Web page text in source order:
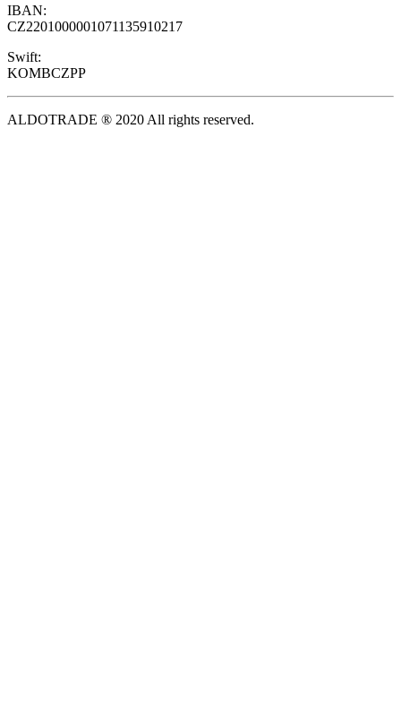
IBAN:
CZ2201000001071135910217
Swift:
KOMBCZPP
ALDOTRADE ® 2020 All rights reserved.